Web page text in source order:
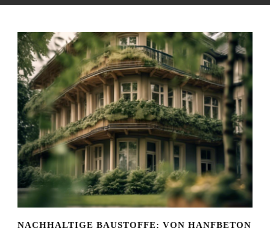
NACHHALTIGE BAUSTOFFE: VON HANFBETON